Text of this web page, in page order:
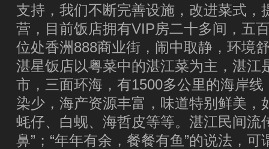
支持，我们不断完善设施，改进菜式，
营，目前饭店拥有VIP房二十多间，五
位处香洲888商业街，闹中取静，环境
湛星饭店以粤菜中的湛江菜为主，湛江
市，三面环海，有1500多公里的海岸
染少，海产资源丰富，味道特别鲜美，
蚝仔、白蚬、海哲皮等等。湛江民间流
鼻”；“年年有余，餐餐有鱼”的说法，